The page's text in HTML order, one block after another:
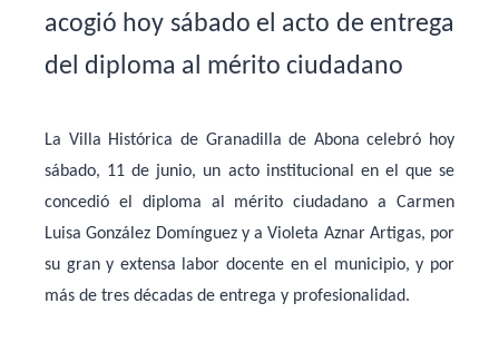
acogió hoy sábado el acto de entrega
del diploma al mérito ciudadano
La Villa Histórica de Granadilla de Abona celebró hoy
sábado, 11 de junio, un acto institucional en el que se
concedió el diploma al mérito ciudadano a Carmen
Luisa González Domínguez y a Violeta Aznar Artigas, por
su gran y extensa labor docente en el municipio, y por
más de tres décadas de entrega y profesionalidad.